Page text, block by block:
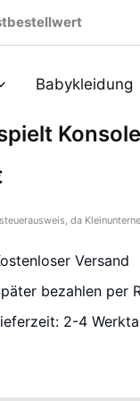
Babykleidung
da
Versand
bezahlen per
2-4